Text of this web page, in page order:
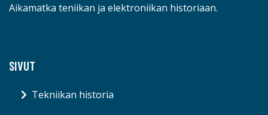
Aikamatka teniikan ja elektroniikan historiaan.
SIVUT
Tekniikan historia